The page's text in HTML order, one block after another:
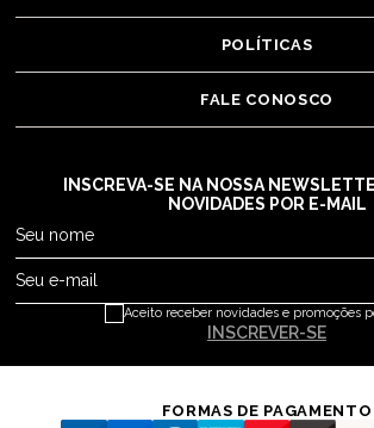
POLÍTICAS
FALE CONOSCO
INSCREVA-SE NA NOSSA
NOVIDADES POR E-MAIL
Seu nome
Seu e-mail
INSCREVER-SE
Aceito receber novidades e promoções
FORMAS DE PAGAMENTO